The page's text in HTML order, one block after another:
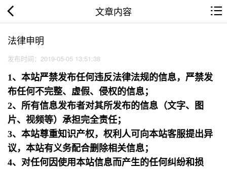
文章内容
法律申明
发布时间：2019-05-05 13:51:38
1、本站严禁发布任何违反法律法规的信息，严禁发
布任何不完整、虚假、侵权的信息；
2、所有信息发布者对其所发布的信息（文字、图
片、视频等）承担完全责任；
3、本站尊重知识产权，权利人可向本站客服提出异
议，本站有义务配合删除相关信息；
4、对任何因使用本站信息而产生的任何纠纷和损